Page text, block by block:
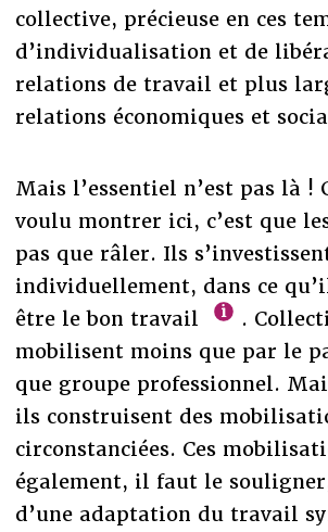
collective, précieuse en ces
d’individualisation et de
relations de travail et plus
relations économiques et
Mais l’essentiel n’est pas là !
voulu montrer ici, c’est que
pas que râler. Ils
individuellement, dans ce
être le bon travail
.
mobilisent moins que par le
que groupe professionnel.
ils construisent des
circonstanciées. Ces
également, il faut le
d’une adaptation du travail